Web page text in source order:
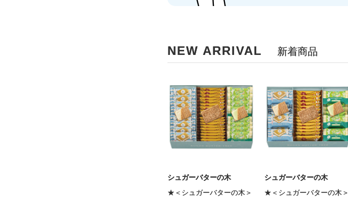
NEW ARRIVAL 新着商品
シュガーバターの木
★＜シュガーバターの木＞
シュガーバターの木
★＜シュガーバターの木＞